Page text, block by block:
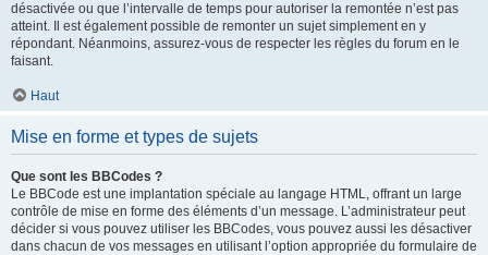
désactivée ou que l’intervalle de temps pour autoriser la remontée n’est pas
atteint. Il est également possible de remonter un sujet simplement en y
répondant. Néanmoins, assurez-vous de respecter les règles du forum en le
faisant.
Haut
Mise en forme et types de sujets
Que sont les BBCodes ?
Le BBCode est une implantation spéciale au langage HTML, offrant un large
contrôle de mise en forme des éléments d’un message. L’administrateur peut
décider si vous pouvez utiliser les BBCodes, vous pouvez aussi les désactiver
dans chacun de vos messages en utilisant l’option appropriée du formulaire de